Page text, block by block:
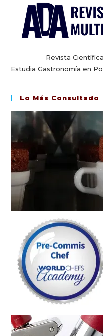
Revista
Estudia Gastronomía en
Lo Más Consultado